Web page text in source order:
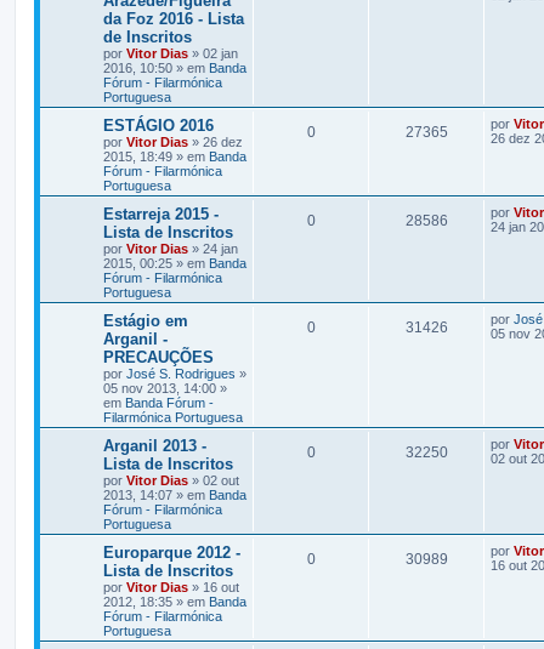
da Foz 2016 - Lista
de Inscritos
por Vitor Dias » 02 jan
2016, 10:50 » em Banda
Fórum - Filarmónica
Portuguesa
ESTÁGIO 2016
por Vitor Dias » 26 dez
2015, 18:49 » em Banda
Fórum - Filarmónica
Portuguesa
0 27365 por
26 dez
Estarreja 2015 -
Lista de Inscritos
por Vitor Dias » 24 jan
2015, 00:25 » em Banda
Fórum - Filarmónica
Portuguesa
0 28586 por
24 jan
Estágio em
Arganil -
PRECAUÇÕES
por José S. Rodrigues »
05 nov 2013, 14:00 »
em Banda Fórum -
Filarmónica Portuguesa
0 31426 por
05 nov
Arganil 2013 -
Lista de Inscritos
por Vitor Dias » 02 out
2013, 14:07 » em Banda
Fórum - Filarmónica
Portuguesa
0 32250 por
02 out
Europarque 2012 -
Lista de Inscritos
por Vitor Dias » 16 out
2012, 18:35 » em Banda
Fórum - Filarmónica
Portuguesa
0 30989 por
16 out